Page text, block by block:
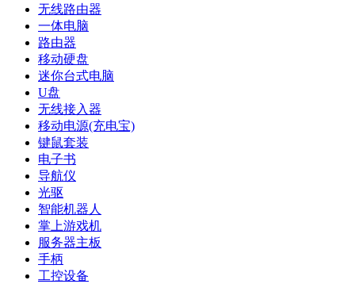
无线路由器
一体电脑
路由器
移动硬盘
迷你台式电脑
U盘
无线接入器
移动电源(充电宝)
键鼠套装
电子书
导航仪
光驱
智能机器人
掌上游戏机
服务器主板
手柄
工控设备